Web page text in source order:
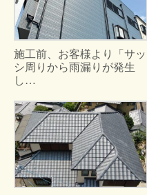
施工前、お客様より「サッ
シ周りから雨漏りが発生
し…